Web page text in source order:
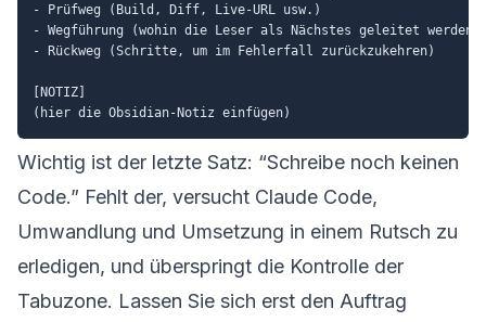
- Prüfweg (Build, Diff, Live-URL usw.)
- Wegführung (wohin die Leser als Nächstes geleitet werden)
- Rückweg (Schritte, um im Fehlerfall zurückzukehren)
[NOTIZ]
Wichtig ist der letzte Satz: “Schreibe noch keinen
Code.” Fehlt der, versucht Claude Code,
Umwandlung und Umsetzung in einem Rutsch zu
erledigen, und überspringt die Kontrolle der
Tabuzone. Lassen Sie sich erst den Auftrag